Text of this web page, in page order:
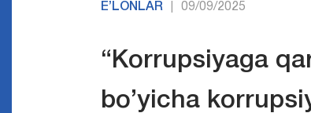
E’LONLAR 09/09/2025
“Korrupsiyaga
bo’yicha